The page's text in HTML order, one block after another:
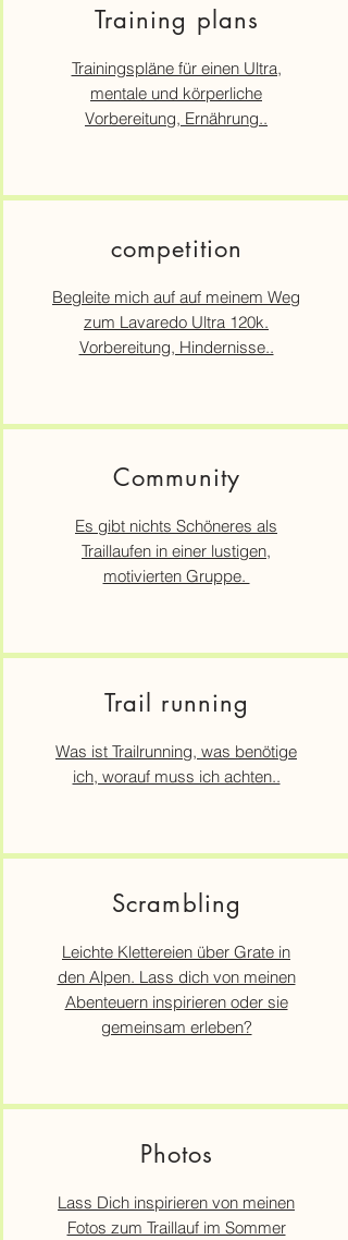
Training plans
Trainingspläne für einen Ultra,
mentale und körperliche
Vorbereitung, Ernährung..
competition
Begleite mich auf auf meinem Weg
zum Lavaredo Ultra 120k.
Vorbereitung, Hindernisse..
Community
Es gibt nichts Schöneres als
Traillaufen in einer lustigen,
motivierten Gruppe.
Trail running
Was ist Trailrunning, was benötige
ich, worauf muss ich achten..
Scrambling
Leichte Klettereien über Grate in
den Alpen. Lass dich von meinen
Abenteuern inspirieren oder sie
gemeinsam erleben?
Photos
Lass Dich inspirieren von meinen
Fotos zum Traillauf im Sommer